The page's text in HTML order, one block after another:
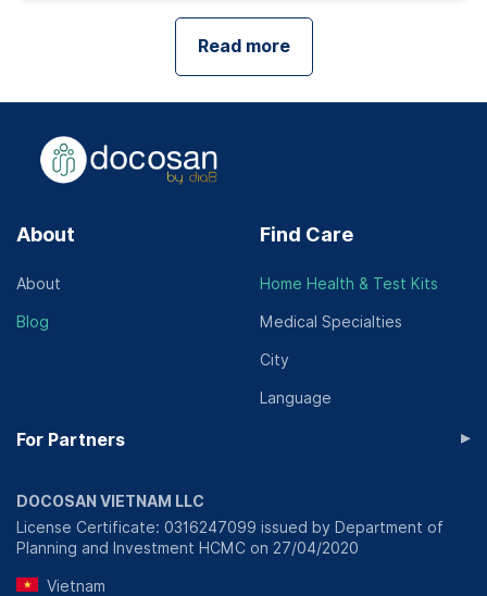
Read more
About
About
Blog
Find Care
Home Health & Test Kits
Medical Specialties
City
Language
For Partners ▸
DOCOSAN VIETNAM LLC
License Certificate: 0316247099 issued by Department of
Planning and Investment HCMC on 27/04/2020
Vietnam